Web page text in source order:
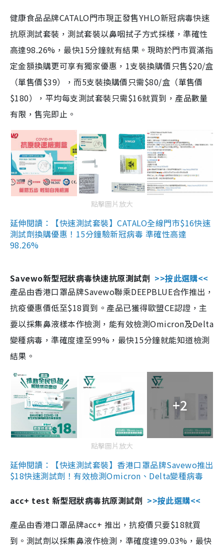
健康食品品牌CATALO門市現正發售YHLO新冠病毒快速
抗原測試套裝，測試套裝以鼻咽拭子方式採樣，準確性
高達98.26%，最快15分鐘就有結果。現時於門市買滿指
定金額換購更可享有獨家優惠，1支裝換購價只售$20/盒
（單售價$39），而5支裝換購價只需$80/盒（單售價
$180），平均每支測試套裝只需$16就買到，產品數量
有限，售完即止。
點擊圖片放大
延伸閱讀：【快速測試套裝】CATALO全線門市$16快速
測試劑換購優惠！15分鐘驗新冠病毒 準確性高達
98.26%
Savewo新型冠狀病毒快速抗原測試劑 >>按此選購<<
產品由香港口罩品牌Savewo聯乘DEEPBLUE合作推出，
抗疫優惠價低至$18買到。產品已獲得歐盟CE認證，主
要以採集鼻液樣本作檢測，能有效檢測Omicron及Delta
變種病毒，準確度達至99%，最快15分鐘就能知道檢測
結果。
+2
點擊圖片放大
延伸閱讀：【快速測試套裝】香港口罩品牌Savewo推出
$18快速測試劑！有效檢測Omicron、Delta變種病毒
acc+ test 新型冠狀病毒抗原測試劑 >>按此選購<<
產品由香港口罩品牌acc+ 推出，抗疫價只要$18就買
到。測試劑以採集鼻液作檢測，準確度達99.03%，最快